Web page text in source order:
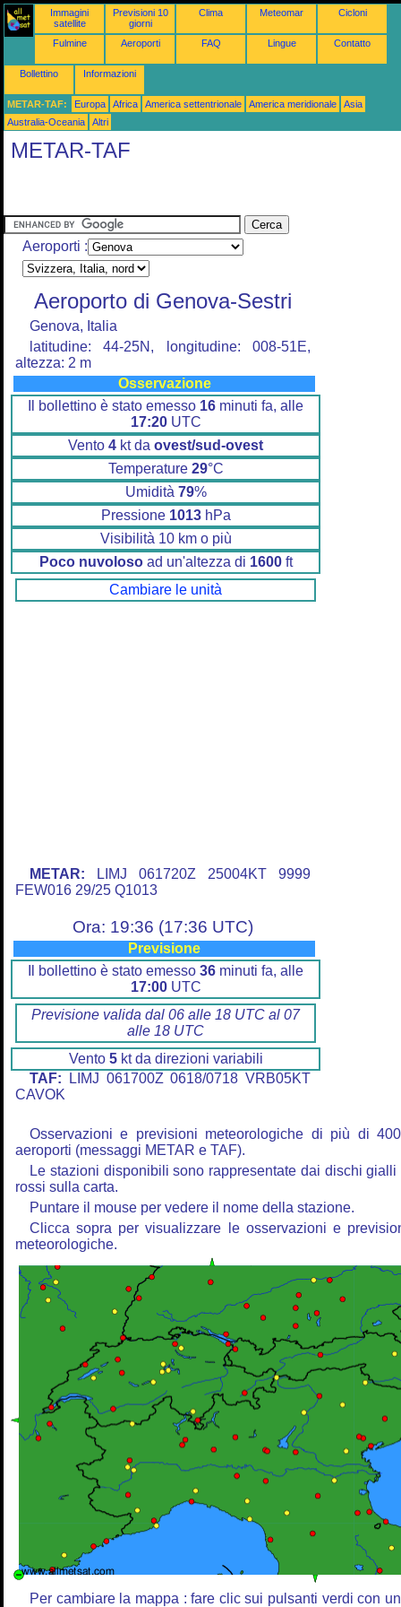
Immagini
satellite
Previsioni 10
giorni
Clima Meteomar Cicloni
Fulmine Aeroporti FAQ Lingue Contatto
Bollettino Informazioni
METAR-TAF: Europa Africa America settentrionale America meridionale
Asia
Australia-Oceania
Altri
METAR-TAF
Aeroporti :
Aeroporto di Genova-Sestri
Genova, Italia
latitudine: 44-25N, longitudine: 008-51E,
altezza: 2 m
Osservazione
Il bollettino è stato emesso 16 minuti fa, alle
17:20UTC
Vento 4 kt da ovest/sud-ovest
Temperature 29°C
Umidità 79%
Pressione 1013hPa
Visibilità 10 km o più
Poco nuvolosoad un'altezza di 1600ft
Cambiare le unità
METAR: LIMJ 061720Z 25004KT 9999
FEW016 29/25 Q1013
Ora: 19:36 (17:36 UTC)
Previsione
Il bollettino è stato emesso 36 minuti fa, alle
17:00UTC
Previsione valida dal 06 alle 18 UTC al 07
alle 18 UTC
Vento 5kt da direzioni variabili
TAF: LIMJ 061700Z 0618/0718 VRB05KT
CAVOK
Osservazioni e previsioni meteorologiche di più di
aeroporti (messaggi METAR e TAF).
Le stazioni disponibili sono rappresentate dai dischi gialli
rossi sulla carta.
Puntare il mouse per vedere il nome della stazione.
Clicca sopra per visualizzare le osservazioni e
meteorologiche.
Per cambiare la mappa : fare clic sui pulsanti verdi con